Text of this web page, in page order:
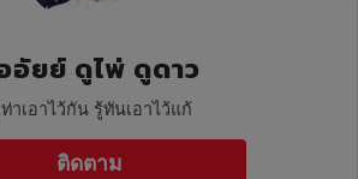
อัยย์ ดูไพ่ ดูดาว
ท่าเอาไว้กัน รู้ทันเอาไว้แก้
ติดตาม